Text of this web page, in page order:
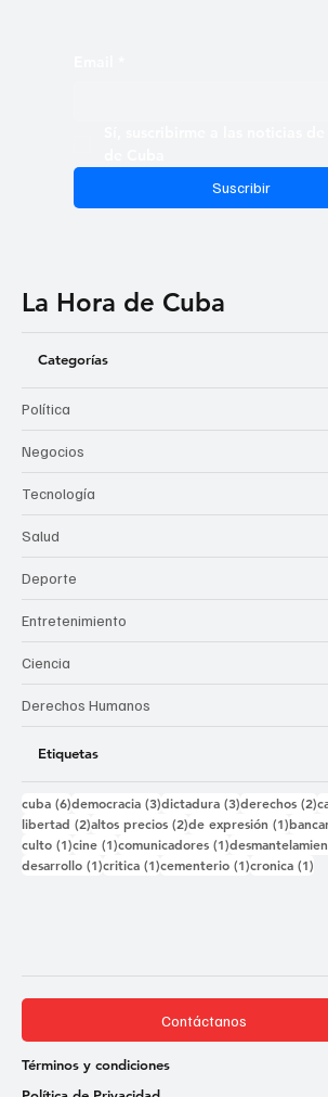
Suscribir
La Hora de Cuba
Categorías
Política
Negocios
Tecnología
Salud
Deporte
Entretenimiento
Ciencia
Derechos Humanos
Etiquetas
cuba (6)6 entradas
democracia (3)3 entradas
dictadura (3)3 entradas
derechos (2)2
libertad (2)2 entradas
altos precios (2)2 entradas
de expresión (1)1
culto (1)1 entrada
cine (1)1 entrada
comunicadores (1)1 entrada
desarrollo (1)1 entrada
critica (1)1 entrada
cementerio (1)1 entrada
cronica (1)
Contáctanos
Términos y condiciones